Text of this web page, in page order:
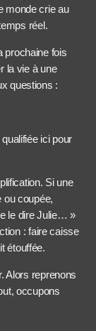
monde crie au
réel.
prochaine fois
la vie à une
questions :
ici pour
Si une
ou coupée,
le dire Julie… »
: faire caisse
étouffée.
Alors reprenons
occupons